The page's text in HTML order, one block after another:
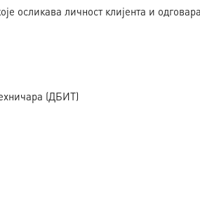
осликава личност клијента и
(ДБИТ)